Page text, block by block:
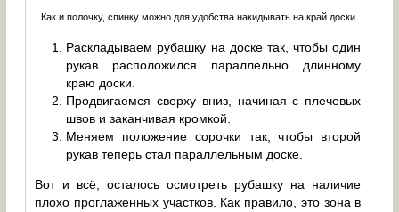
Как и полочку, спинку можно для удобства накидывать на край доски
Раскладываем рубашку на доске так, чтобы один
рукав расположился параллельно длинному
краю доски.
Продвигаемся сверху вниз, начиная с плечевых
швов и заканчивая кромкой.
Меняем положение сорочки так, чтобы второй
рукав теперь стал параллельным доске.
Вот и всё, осталось осмотреть рубашку на наличие
плохо проглаженных участков. Как правило, это зона в